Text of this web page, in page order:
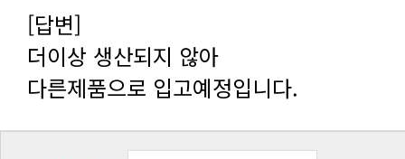
[답변]
더이상 생산되지 않아
다른제품으로 입고예정입니다.